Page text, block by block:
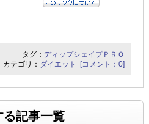
タグ：ディップシェイプＰＲＯ
カテゴリ： ダイエット [コメント：0]
る記事一覧